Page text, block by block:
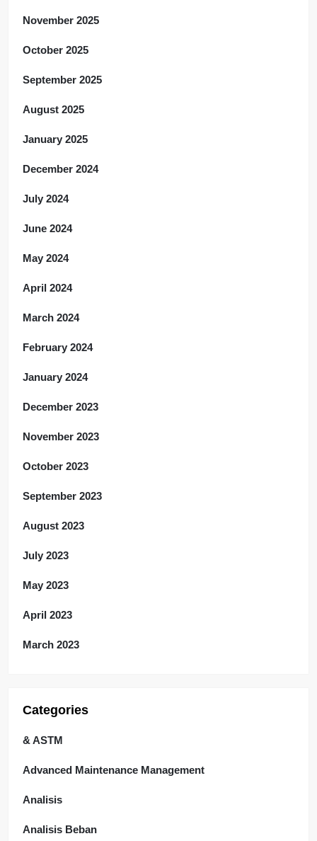
November 2025
October 2025
September 2025
August 2025
January 2025
December 2024
July 2024
June 2024
May 2024
April 2024
March 2024
February 2024
January 2024
December 2023
November 2023
October 2023
September 2023
August 2023
July 2023
May 2023
April 2023
March 2023
Categories
& ASTM
Advanced Maintenance Management
Analisis
Analisis Beban